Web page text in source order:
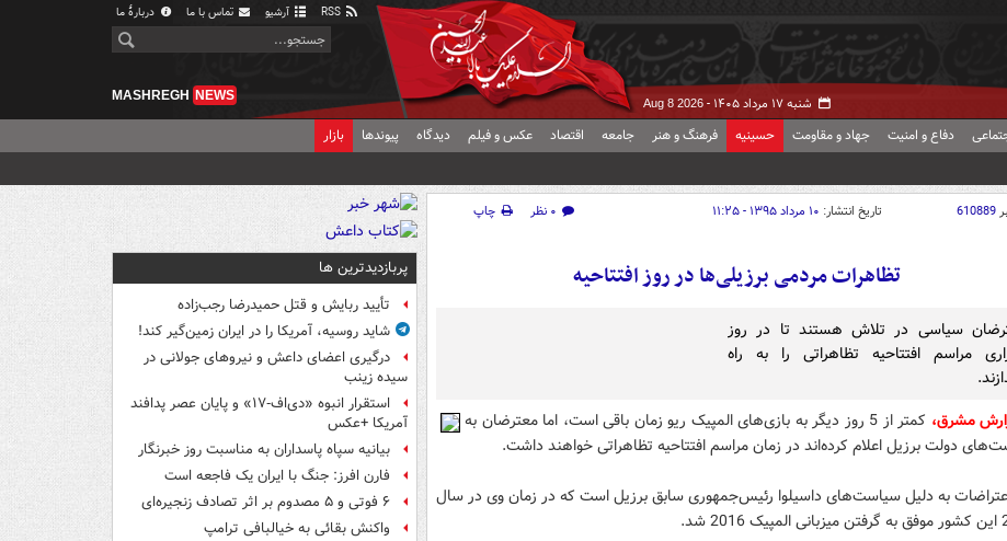
آرشیو تماس با ما دربارهٔ ما
شنبه ۱۷ مرداد ۱۴۰۵ - Aug 8 2026
MASHREGH NEWS
دفاع و امنیت جهاد و مقاومت حسینیه فرهنگ و هنر جامعه اقتصاد عکس و فیلم دیدگاه پیوندها بازار
610889 تاریخ انتشار: ۱۰ مرداد ۱۳۹۵ - ۱۱:۲۵ ۰ نظر
چاپ
تظاهرات مردمی برزیلی‌ها در روز افتتاحیه
سیاسی در تلاش هستند تا در روز
مراسم افتتاحیه تظاهراتی را به راه
مشرق،
کمتر از 5 روز دیگر به بازی‌های المپیک ریو زمان باقی است، اما معترضان به
دولت برزیل اعلام کرده‌اند در زمان مراسم افتتاحیه تظاهراتی خواهند داشت.
به دلیل سیاست‌های داسیلوا رئیس‌جمهوری سابق برزیل است که در زمان وی در سال
شد.
پربازدیدترین ها
تأیید ربایش و قتل حمیدرضا رجب‌زاده
شاید روسیه، آمریکا را در ایران زمین‌گیر کند!
درگیری اعضای داعش و نیروهای جولانی در
سیده زینب
استقرار انبوه «دی‌اف‑۱۷» و پایان عصر پدافند
آمریکا +عکس
بیانیه سپاه پاسداران به مناسبت روز خبرنگار
فارن افرز: جنگ با ایران یک فاجعه است
۶ فوتی و ۵ مصدوم بر اثر تصادف زنجیره‌ای
واکنش بقائی به خیالبافی ترامپ